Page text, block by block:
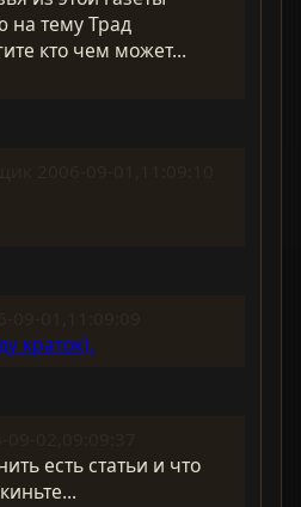
на тему Трад
кто чем может...
краток).
есть статьи и что